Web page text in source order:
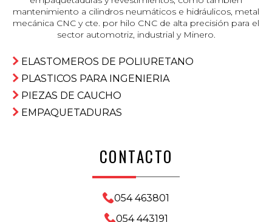
mantenimiento a cilindros neumáticos e hidráulicos, metal
mecánica CNC y cte. por hilo CNC de alta precisión para el
sector automotriz, industrial y Minero.
ELASTOMEROS DE POLIURETANO
PLASTICOS PARA INGENIERIA
PIEZAS DE CAUCHO
EMPAQUETADURAS
CONTACTO
054 463801
054 443191